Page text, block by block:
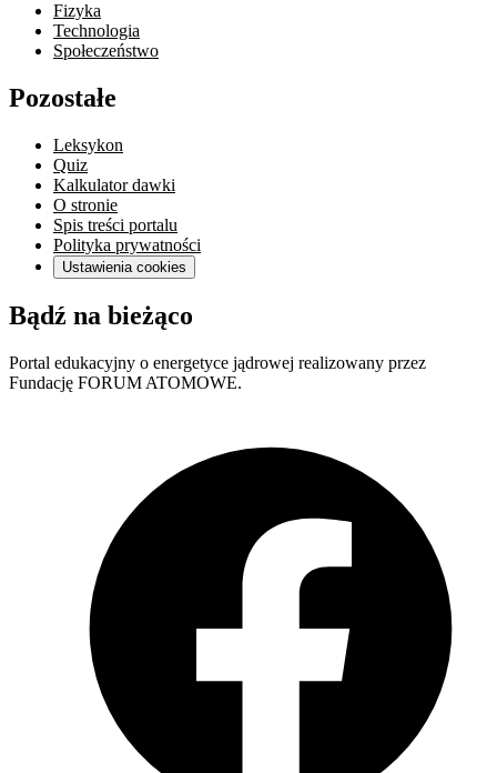
Fizyka
Technologia
Społeczeństwo
Pozostałe
Leksykon
Quiz
Kalkulator dawki
O stronie
Spis treści portalu
Polityka prywatności
Ustawienia cookies
Bądź na bieżąco
Portal edukacyjny o energetyce jądrowej realizowany przez
Fundację FORUM ATOMOWE.